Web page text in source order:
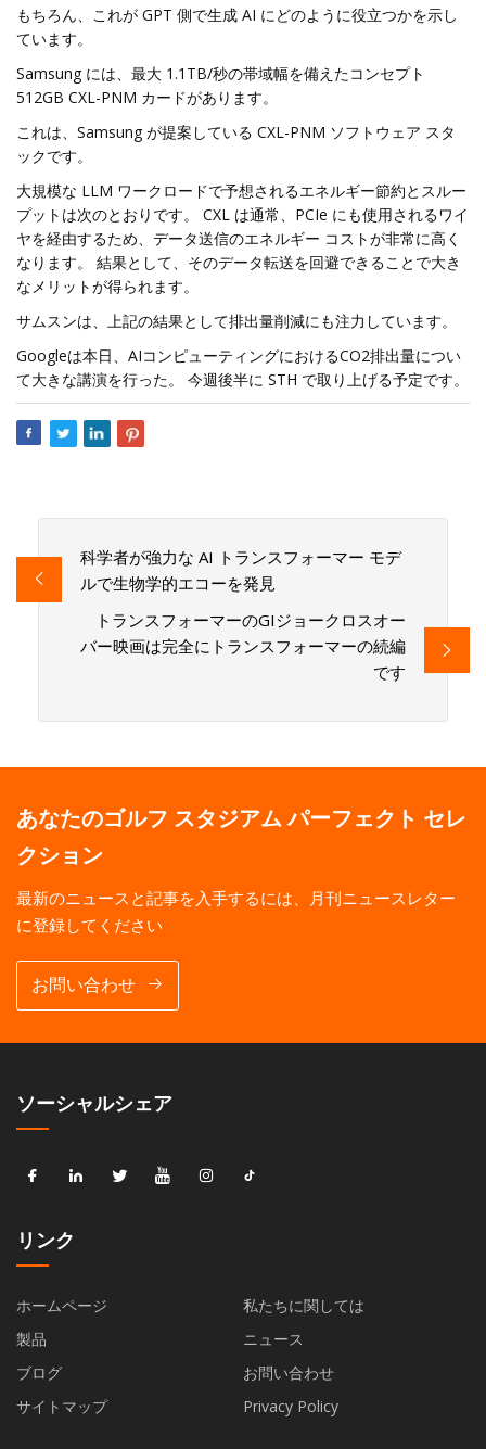
もちろん、これが GPT 側で生成 AI にどのように役立つかを示し
ています。
Samsung には、最大 1.1TB/秒の帯域幅を備えたコンセプト
512GB CXL-PNM カードがあります。
これは、Samsung が提案している CXL-PNM ソフトウェア スタ
ックです。
大規模な LLM ワークロードで予想されるエネルギー節約とスルー
プットは次のとおりです。 CXL は通常、PCIe にも使用されるワイ
ヤを経由するため、データ送信のエネルギー コストが非常に高く
なります。 結果として、そのデータ転送を回避できることで大き
なメリットが得られます。
サムスンは、上記の結果として排出量削減にも注力しています。
Googleは本日、AIコンピューティングにおけるCO2排出量につい
て大きな講演を行った。 今週後半に STH で取り上げる予定です。
科学者が強力な AI トランスフォーマー モデ
ルで生物学的エコーを発見
トランスフォーマーのGIジョークロスオー
バー映画は完全にトランスフォーマーの続編
です
あなたのゴルフ スタジアム パーフェクト セレ
クション
最新のニュースと記事を入手するには、月刊ニュースレター
に登録してください
お問い合わせ
ソーシャルシェア
リンク
ホームページ
私たちに関しては
製品
ニュース
ブログ
お問い合わせ
サイトマップ
Privacy Policy